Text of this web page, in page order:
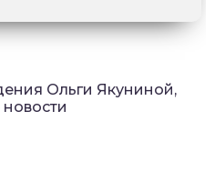
Ольги Якуниной,